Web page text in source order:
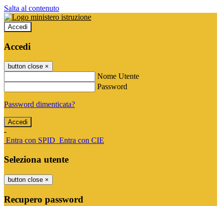
Salta al contenuto
Accedi
Accedi
button close ×
Nome Utente
Password
Password dimenticata?
-
Entra con SPID Entra con CIE
Seleziona utente
button close ×
Recupero password